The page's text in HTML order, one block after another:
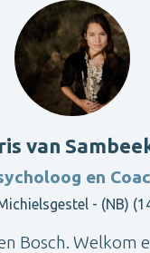
van
en
- (NB)
Bosch. Welkom